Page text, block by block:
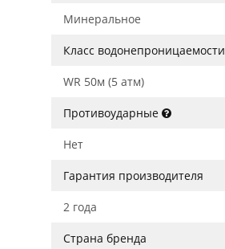
Минеральное
Класс водонепроницаемости
WR 50м (5 атм)
Противоударные
Нет
Гарантия производителя
2 года
Страна бренда